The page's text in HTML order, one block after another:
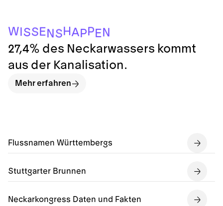
Flussnamen Württembergs
Stuttgarter Brunnen
Neckarkongress Daten und Fakten
WISSEN SHAPPEN
27,4% des Neckarwassers kommt
aus der Kanalisation.
Mehr erfahren